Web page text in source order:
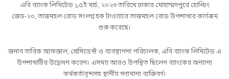
এবি ব্যাংক লিমিটেড ১৫ই মার্চ, ২০২৩ তারিখে ঢাকার মোহাম্মদপুরে হোল্ডিং
জেড-২০, তাজমহল রোড সংলগ্ন হক টাওয়ারে তাজমহল রোড উপশাখার কার্যক্রম
শুরু করেছে।
জনাব তারিক আফজাল, প্রেসিডেন্ট ও ব্যবস্থাপনা পরিচালক, এবি ব্যাংক লিমিটেড এ
উপশাখাটির উদ্বোধন করেন। এসময় আরও উপস্থিত ছিলেন ব্যাংকের অন্যান্য
কর্মকর্তাবৃন্দসহ স্থানীয় গণ্যমান্য ব্যক্তিবর্গ।